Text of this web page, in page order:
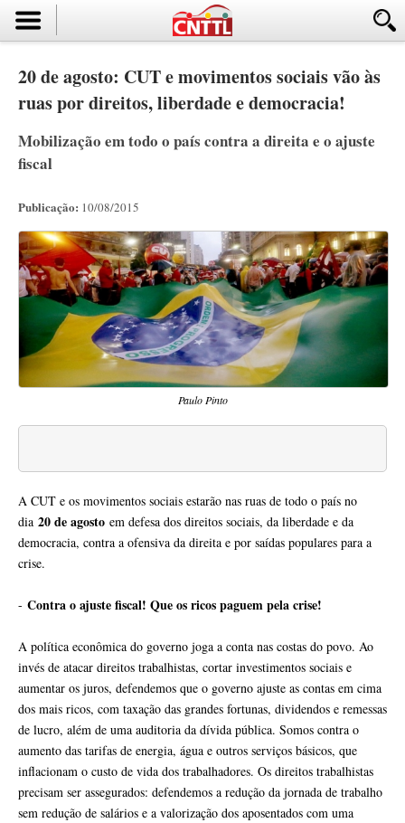
20 de agosto: CUT e movimentos sociais vão às
ruas por direitos, liberdade e democracia!
Mobilização em todo o país contra a direita e o ajuste
fiscal
Publicação: 10/08/2015
Paulo Pinto
A CUT e os movimentos sociais estarão nas ruas de todo o país no
dia 20 de agosto em defesa dos direitos sociais, da liberdade e da
democracia, contra a ofensiva da direita e por saídas populares para a
crise.
- Contra o ajuste fiscal! Que os ricos paguem pela crise!
A política econômica do governo joga a conta nas costas do povo. Ao
invés de atacar direitos trabalhistas, cortar investimentos sociais e
aumentar os juros, defendemos que o governo ajuste as contas em cima
dos mais ricos, com taxação das grandes fortunas, dividendos e remessas
de lucro, além de uma auditoria da dívida pública. Somos contra o
aumento das tarifas de energia, água e outros serviços básicos, que
inflacionam o custo de vida dos trabalhadores. Os direitos trabalhistas
precisam ser assegurados: defendemos a redução da jornada de trabalho
sem redução de salários e a valorização dos aposentados com uma